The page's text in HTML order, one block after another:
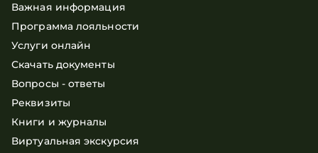
Важная информация
Программа лояльности
Услуги онлайн
Скачать документы
Вопросы - ответы
Реквизиты
Книги и журналы
Виртуальная экскурсия